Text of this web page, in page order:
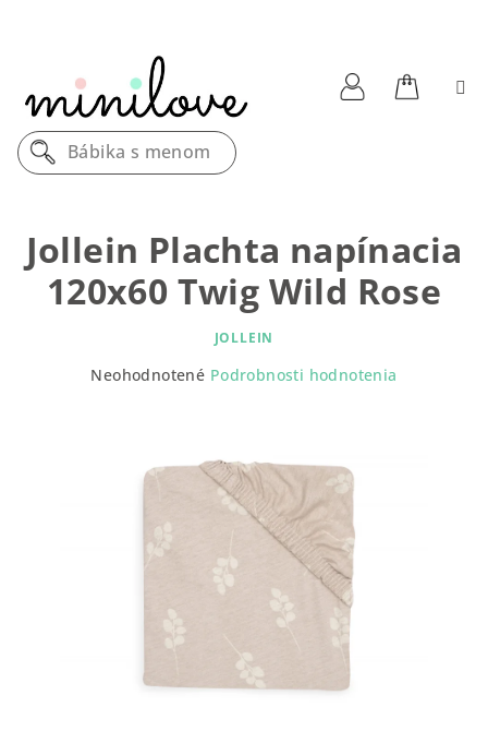
Bábika s menom
Jollein Plachta napínacia
120x60 Twig Wild Rose
JOLLEIN
Neohodnotené Podrobnosti hodnotenia